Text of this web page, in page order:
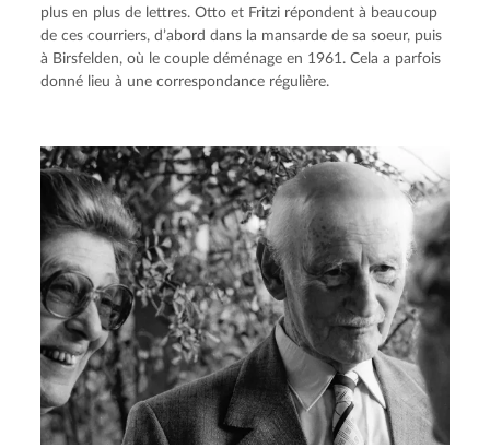
plus en plus de lettres. Otto et Fritzi répondent à beaucoup
de ces courriers, d’abord dans la mansarde de sa soeur, puis
à Birsfelden, où le couple déménage en 1961. Cela a parfois
donné lieu à une correspondance régulière.